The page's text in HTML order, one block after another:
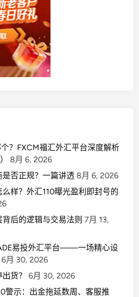
？FXCM福汇外汇平台深度解析
8月 6, 2026
否正规？一篇讲透 8月 6, 2026
样？外汇110曝光盈利即封号的
后的逻辑与交易法则 7月 13,
易投外汇平台——一场精心设
6月 30, 2026
货？
6月 30, 2026
警示：出金拖延数周、客服推